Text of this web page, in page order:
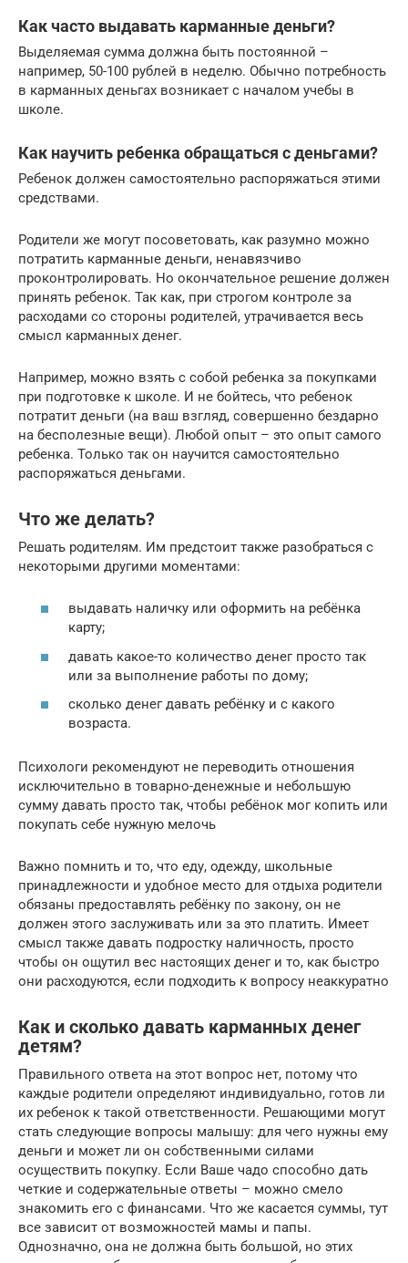
Как часто выдавать карманные деньги?
Выделяемая сумма должна быть постоянной –
например, 50-100 рублей в неделю. Обычно потребность
в карманных деньгах возникает с началом учебы в
школе.
Как научить ребенка обращаться с деньгами?
Ребенок должен самостоятельно распоряжаться этими
средствами.
Родители же могут посоветовать, как разумно можно
потратить карманные деньги, ненавязчиво
проконтролировать. Но окончательное решение должен
принять ребенок. Так как, при строгом контроле за
расходами со стороны родителей, утрачивается весь
смысл карманных денег.
Например, можно взять с собой ребенка за покупками
при подготовке к школе. И не бойтесь, что ребенок
потратит деньги (на ваш взгляд, совершенно бездарно
на бесполезные вещи). Любой опыт – это опыт самого
ребенка. Только так он научится самостоятельно
распоряжаться деньгами.
Что же делать?
Решать родителям. Им предстоит также разобраться с
некоторыми другими моментами:
выдавать наличку или оформить на ребёнка
карту;
давать какое-то количество денег просто так
или за выполнение работы по дому;
сколько денег давать ребёнку и с какого
возраста.
Психологи рекомендуют не переводить отношения
исключительно в товарно-денежные и небольшую
сумму давать просто так, чтобы ребёнок мог копить или
покупать себе нужную мелочь
Важно помнить и то, что еду, одежду, школьные
принадлежности и удобное место для отдыха родители
обязаны предоставлять ребёнку по закону, он не
должен этого заслуживать или за это платить. Имеет
смысл также давать подростку наличность, просто
чтобы он ощутил вес настоящих денег и то, как быстро
они расходуются, если подходить к вопросу неаккуратно
Как и сколько давать карманных денег
детям?
Правильного ответа на этот вопрос нет, потому что
каждые родители определяют индивидуально, готов ли
их ребенок к такой ответственности. Решающими могут
стать следующие вопросы малышу: для чего нужны ему
деньги и может ли он собственными силами
осуществить покупку. Если Ваше чадо способно дать
четкие и содержательные ответы – можно смело
знакомить его с финансами. Что же касается суммы, тут
все зависит от возможностей мамы и папы.
Однозначно, она не должна быть большой, но этих